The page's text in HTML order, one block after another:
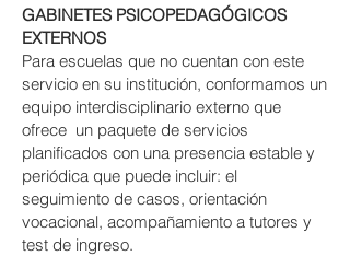
GABINETES PSICOPEDAGÓGICOS
EXTERNOS
Para escuelas que no cuentan con este
servicio en su institución, conformamos un
equipo interdisciplinario externo que
ofrece un paquete de servicios
planificados con una presencia estable y
periódica que puede incluir: el
seguimiento de casos, orientación
vocacional, acompañamiento a tutores y
test de ingreso.